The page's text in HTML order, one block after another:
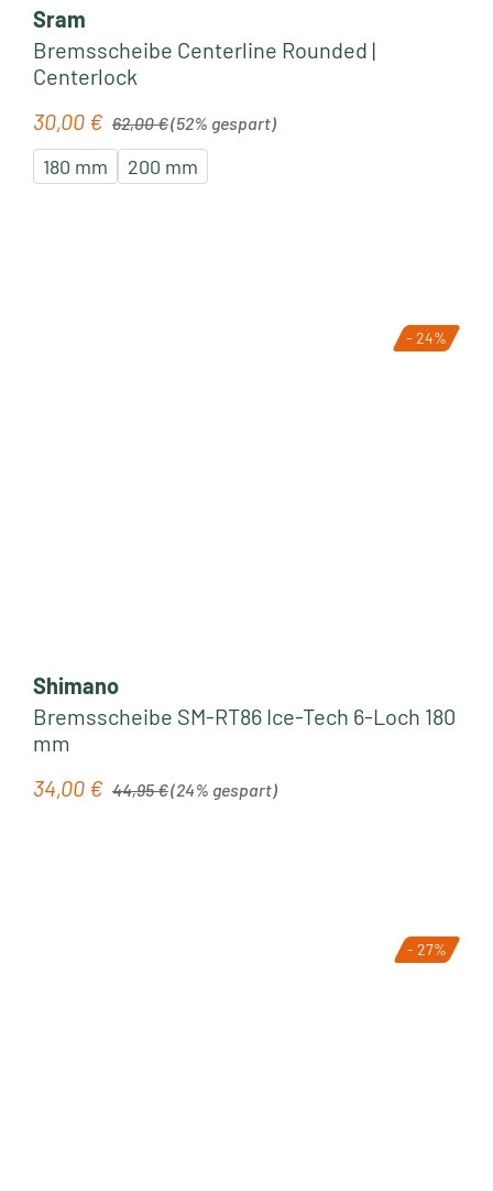
Sram
Bremsscheibe Centerline Rounded |
Centerlock
Verkaufspreis:
30,00 € 62,00 €(52% gespart)
180 mm 200 mm
- 24%
Shimano
Bremsscheibe SM-RT86 Ice-Tech 6-Loch 180
mm
Verkaufspreis:
34,00 € Regulärer Preis:
44,95 €(24% gespart)
- 27%